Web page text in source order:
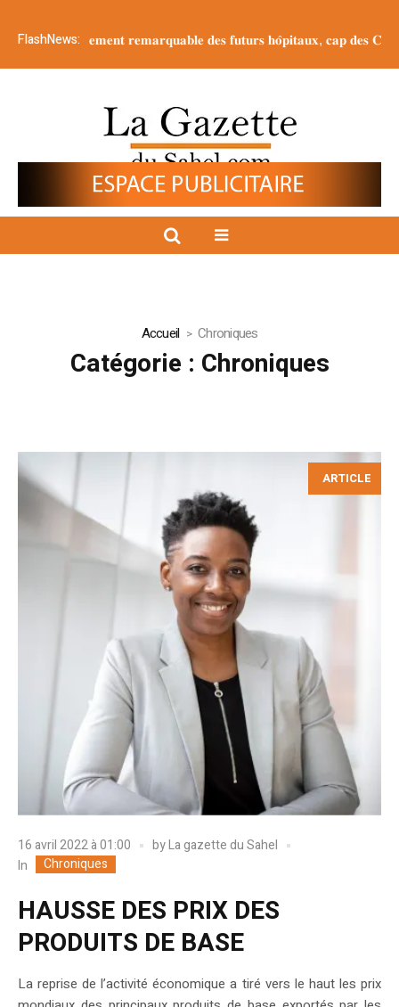
FlashNews:
𝐥’𝐚𝐯𝐚𝐧𝐜𝐞𝐦𝐞𝐧𝐭 𝐫𝐞𝐦𝐚𝐫𝐪𝐮𝐚𝐛𝐥𝐞 𝐝𝐞𝐬 𝐟𝐮𝐭𝐮𝐫𝐬 𝐡𝐨̂𝐩𝐢𝐭𝐚𝐮𝐱, 𝐜𝐚𝐩 𝐝𝐞𝐬 𝐂𝐨𝐦𝐦𝐮𝐧𝐞𝐬
Accueil Chroniques
Catégorie : Chroniques
ARTICLE
16 avril 2022 à 01:00 byLa gazette du Sahel
In
Chroniques
HAUSSE DES PRIX DES
PRODUITS DE BASE
La reprise de l’activité économique a tiré vers le haut les prix